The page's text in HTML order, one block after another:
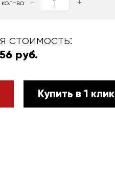
во - +
стоимость:
56 руб.
Купить в 1 клик